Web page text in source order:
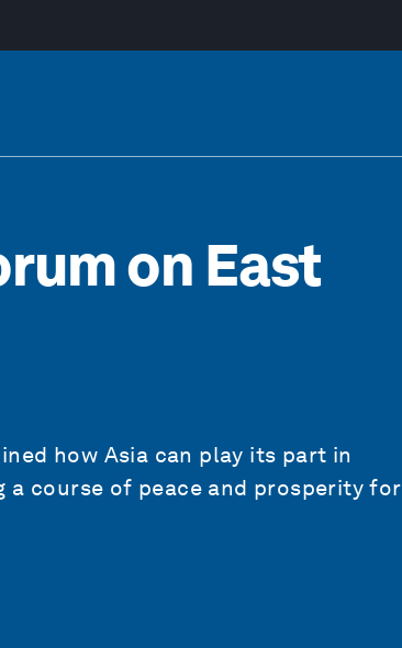
on East
how Asia can play its part in
course of peace and prosperity for